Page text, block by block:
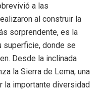
a las
al construir la
sorprendente, es la
superficie, donde se
Desde la inclinada
la Sierra de Lema, una
la importante diversidad